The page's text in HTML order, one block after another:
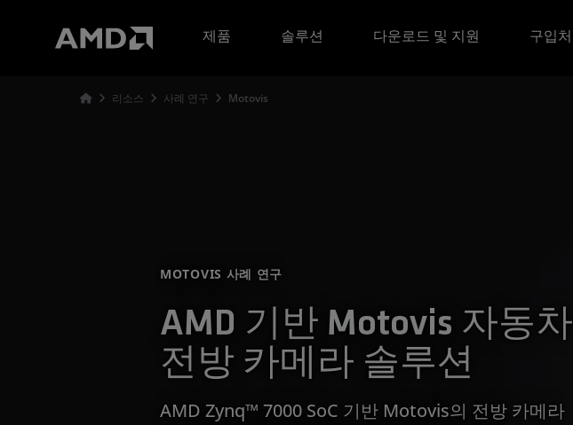
제품
솔루션 다운로드 및 지원 구입처
리소스 사례 연구 Motovis
MOTOVIS 사례 연구
AMD 기반 Motovis 자동차
전방 카메라 솔루션
AMD Zynq™ 7000 SoC 기반 Motovis의 전방 카메라